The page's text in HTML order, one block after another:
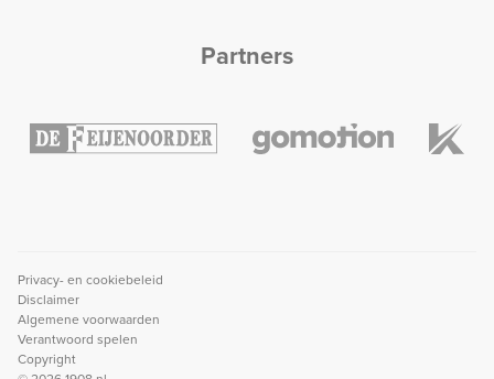
Partners
Privacy- en cookiebeleid
Disclaimer
Algemene voorwaarden
Verantwoord spelen
Copyright